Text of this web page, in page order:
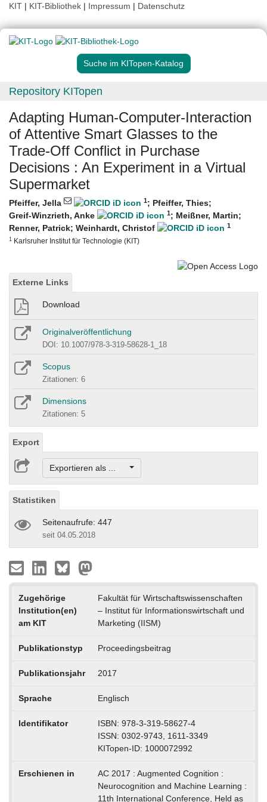
KIT | KIT-Bibliothek | Impressum | Datenschutz
Suche im KITopen-Katalog
Repository KITopen
Adapting Human-Computer-Interaction
of Attentive Smart Glasses to the
Trade-Off Conflict in Purchase
Decisions : An Experiment in a Virtual
Supermarket
Pfeiffer, Jella 1; Pfeiffer, Thies;
Greif-Winzrieth, Anke
1; Meißner, Martin;
Renner, Patrick; Weinhardt, Christof 1
1 Karlsruher Institut für Technologie (KIT)
Externe Links
Download
Originalveröffentlichung
DOI: 10.1007/978-3-319-58628-1_18
Scopus
Zitationen: 6
Dimensions
Zitationen: 5
Export
Exportieren als ...
Statistiken
Seitenaufrufe: 447
seit 04.05.2018
Zugehörige
Institution(en)
am KIT
Fakultät für Wirtschaftswissenschaften
– Institut für Informationswirtschaft und
Marketing (IISM)
Publikationstyp Proceedingsbeitrag
Publikationsjahr 2017
Sprache Englisch
Identifikator
ISBN: 978-3-319-58627-4
ISSN: 0302-9743, 1611-3349
KITopen-ID: 1000072992
Erschienen in
AC 2017 : Augmented Cognition :
Neurocognition and Machine Learning :
11th International Conference, Held as